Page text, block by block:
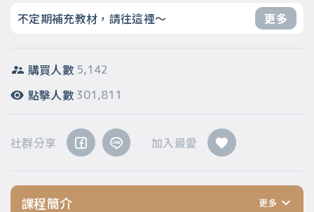
不定期補充教材，請往這裡～ 更多
購買人數 5,142
點擊人數 301,811
社群分享 加入最愛
課程簡介